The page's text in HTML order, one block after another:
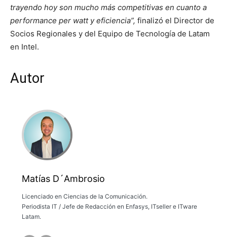
trayendo hoy son mucho más competitivas en cuanto a
performance per watt y eficiencia”, finalizó el Director de
Socios Regionales y del Equipo de Tecnología de Latam
en Intel.
Autor
Matías D´Ambrosio
Licenciado en Ciencias de la Comunicación.
Periodista IT / Jefe de Redacción en Enfasys, ITseller e ITware
Latam.